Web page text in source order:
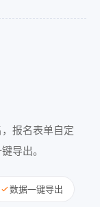
报名表单自定
导出。
数据一键导出